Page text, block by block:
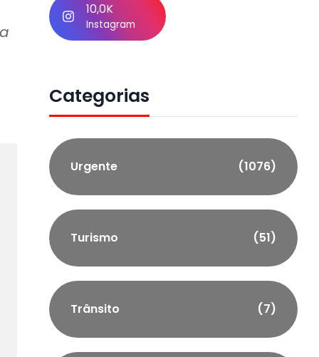
10,0K
Instagram
Categorias
Urgente (1076)
Turismo (51)
Trânsito (7)